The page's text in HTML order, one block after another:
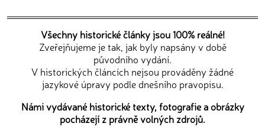
Všechny historické články jsou 100% reálné!
Zveřejňujeme je tak, jak byly napsány v době
původního vydání.
V historických článcích nejsou prováděny žádné
jazykové úpravy podle dnešního pravopisu.
Námi vydávané historické texty, fotografie a obrázky
pocházejí z právně volných zdrojů.